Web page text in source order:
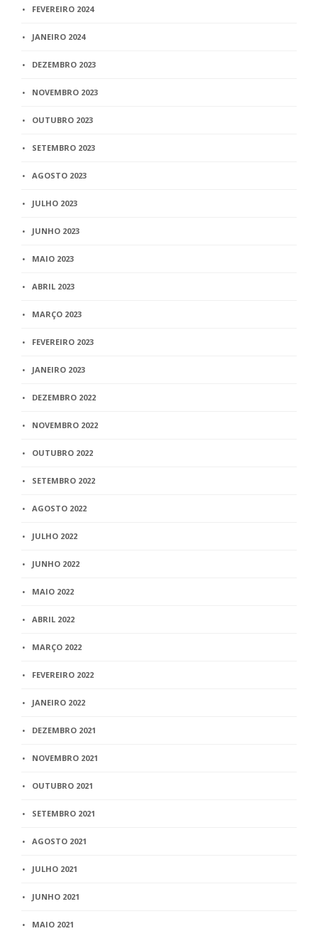
FEVEREIRO 2024
JANEIRO 2024
DEZEMBRO 2023
NOVEMBRO 2023
OUTUBRO 2023
SETEMBRO 2023
AGOSTO 2023
JULHO 2023
JUNHO 2023
MAIO 2023
ABRIL 2023
MARÇO 2023
FEVEREIRO 2023
JANEIRO 2023
DEZEMBRO 2022
NOVEMBRO 2022
OUTUBRO 2022
SETEMBRO 2022
AGOSTO 2022
JULHO 2022
JUNHO 2022
MAIO 2022
ABRIL 2022
MARÇO 2022
FEVEREIRO 2022
JANEIRO 2022
DEZEMBRO 2021
NOVEMBRO 2021
OUTUBRO 2021
SETEMBRO 2021
AGOSTO 2021
JULHO 2021
JUNHO 2021
MAIO 2021